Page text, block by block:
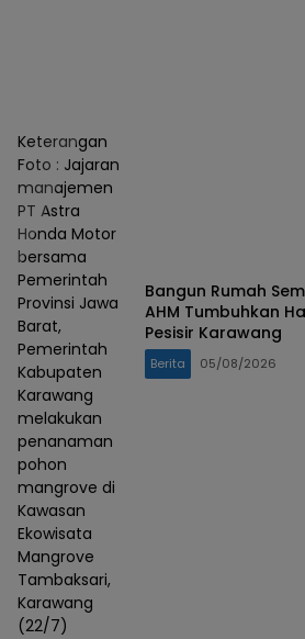
Keterangan
Foto : Jajaran
manajemen
PT Astra
Honda Motor
bersama
Pemerintah
Provinsi Jawa
Barat,
Pemerintah
Kabupaten
Karawang
melakukan
penanaman
pohon
mangrove di
Kawasan
Ekowisata
Mangrove
Tambaksari,
Karawang
(22/7)
Bangun Rumah
AHM Tumbuhkan
Pesisir Karawang
Berita 05/08/2026